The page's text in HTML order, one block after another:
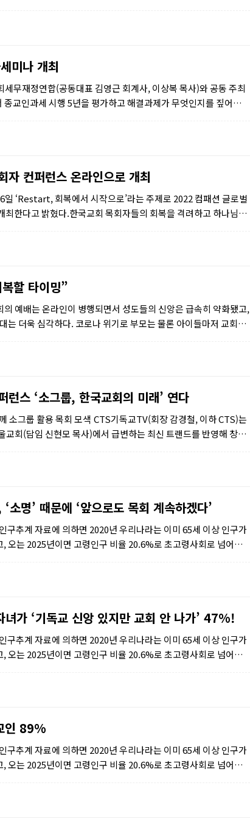
미나 개최
무재정연합(공동대표 김영근 회계사, 이상복 목사)와 공동 주최
교인과세 시행 5년을 평가하고 해결과제가 무엇인지를 짚어보
컨퍼런스 온라인으로 개최
‘Restart, 회복에서 시작으로’라는 주제로 2022 컴패션 글로벌
최한다고 밝혔다.한국교회 목회자들의 회복을 격려하고 하나님이
할 타이밍”
예배는 온라인이 병행되면서 성도들의 신앙은 급속히 약화됐고,
더욱 심각하다. 코로나 위기로 부모는 물론 아이들마저 교회에
스 ‘소그룹, 한국교회의 미래’ 연다
소그룹 활용 목회 모색 CTS기독교TV(회장 감경철, 이하 CTS)는
교회(담임 신현모 목사)에서 급변하는 최신 트랜드를 반영해 창의
명’ 때문에 ‘앞으로도 목회 계속하겠다’
구추계 자료에 의하면 2020년 우리나라는 이미 65세 이상 인구가
오는 2025년이면 고령인구 비율 20.6%로 초고령사회로 넘어갈
녀가 ‘기독교 신앙 있지만 교회 안 나가’ 47%!
구추계 자료에 의하면 2020년 우리나라는 이미 65세 이상 인구가
오는 2025년이면 고령인구 비율 20.6%로 초고령사회로 넘어갈
인 89%
구추계 자료에 의하면 2020년 우리나라는 이미 65세 이상 인구가
오는 2025년이면 고령인구 비율 20.6%로 초고령사회로 넘어갈